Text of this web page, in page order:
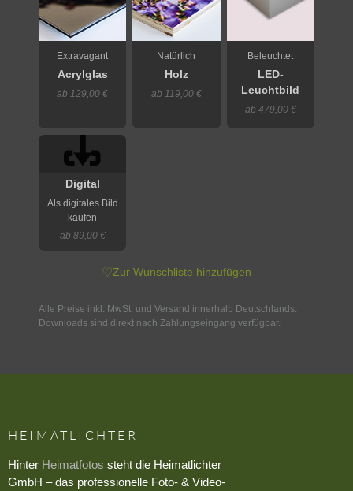
Extravagant
Acrylglas
ab 129,00 €
Natürlich
Holz
ab 119,00 €
Beleuchtet
LED-
Leuchtbild
ab 479,00 €
Digital
Als digitales Bild
kaufen
ab 89,00 €
♡Zur Wunschliste hinzufügen
Alle Preise inkl. MwSt. und Versand innerhalb Deutschlands.
Downloads sind direkt nach Zahlungseingang verfügbar.
HEIMATLICHTER
Hinter Heimatfotos steht die Heimatlichter
GmbH – das professionelle Foto- & Video-